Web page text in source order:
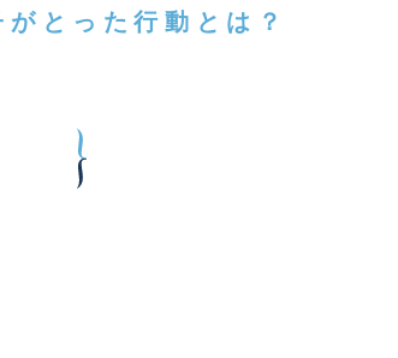
とった行動とは？